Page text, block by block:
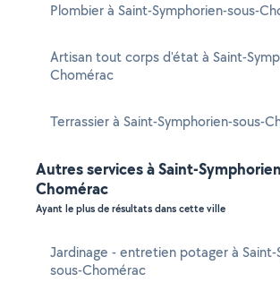
Plombier à Saint-Symphorien-sous-
Artisan tout corps d'état à Saint-
Chomérac
Terrassier à Saint-Symphorien-sous-
Autres services à Saint-
Chomérac
Ayant le plus de résultats dans cette ville
Jardinage - entretien potager à Saint-
sous-Chomérac